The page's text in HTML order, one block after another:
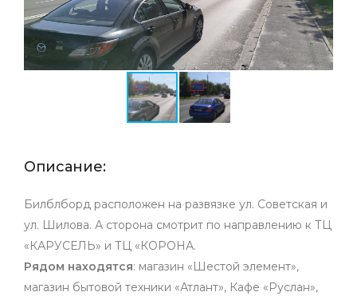
Описание:
Билблборд расположен на развязке ул. Советская и
ул. Шилова. А сторона смотрит по направлению к ТЦ
«КАРУСЕЛЬ» и ТЦ «КОРОНА.
Рядом находятся: магазин «Шестой элемент»,
магазин бытовой техники «Атлант», Кафе «Руслан»,